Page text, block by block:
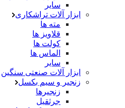
سایر
ابزار آلات تراشکاری
مته ها
قلاویز ها
کولت ها
الماس ها
سایر
ابزار آلات صنعتی سنگین
زنجیر و سیم بکسل
زنجیرها
جرثقیل